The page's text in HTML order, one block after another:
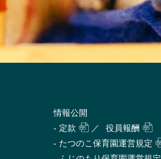
情報公開
- 定款
／
役員報酬
- たつのこ保育園運営規定